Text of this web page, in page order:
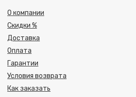
О компании
Скидки %
Доставка
Оплата
Гарантии
Условия возврата
Как заказать